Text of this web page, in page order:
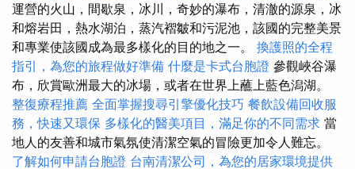
運營的火山，間歇泉，冰川，奇妙的瀑布，清澈的源泉，冰
和熔岩田，熱水湖泊，蒸汽褶皺和污泥池，該國的完整美景
和專業使該國成為最多樣化的目的地之一。 換護照的全程
指引，為您的旅程做好準備 什麼是卡式台胞證 參觀峽谷瀑
布，欣賞歐洲最大的冰場，或者在世界上蘸上藍色潟湖。
整復療程推薦 全面掌握搜尋引擎優化技巧 餐飲設備回收服
務，快速又環保 多樣化的醫美項目，滿足你的不同需求 當
地人的友善和城市氣氛使清潔空氣的冒險更加令人難忘。
了解如何申請台胞證 台南清潔公司，為您的居家環境提供